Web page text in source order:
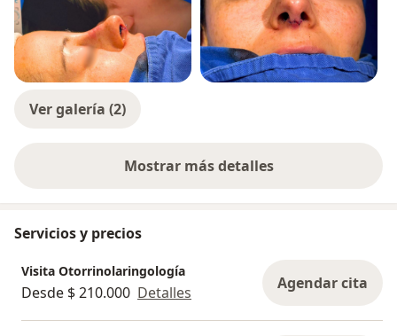
Ver galería (2)
Mostrar más detalles
sobre la experiencia
Servicios y precios
Visita Otorrinolaringología
Desde $ 210.000 Detalles Agendar cita